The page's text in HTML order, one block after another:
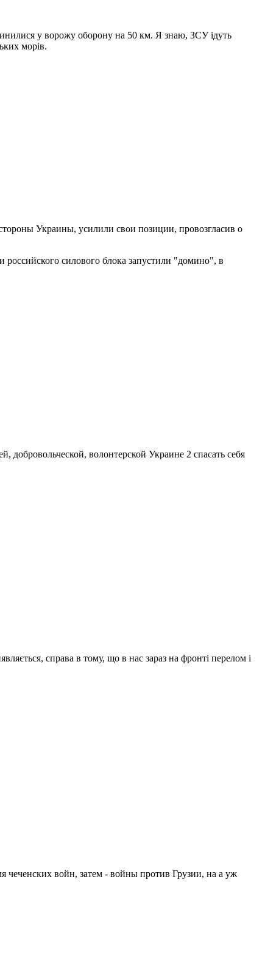
у ворожу оборону на 50 км. Я знаю, ЗСУ ідуть
морів.
Украины, усилили свои позиции, провозгласив о
силового блока запустили "домино", в
добровольческой, волонтерской Украине 2 спасать себя
справа в тому, що в нас зараз на фронті перелом і
чеченских войн, затем - войны против Грузии, на а уж